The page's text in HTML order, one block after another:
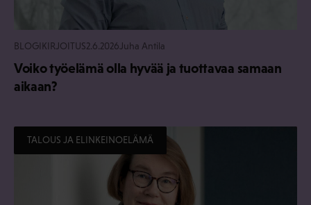
BLOGIKIRJOITUS2.6.2026 Juha Antila
Voiko työelämä olla hyvää ja tuottavaa samaan
aikaan?
TALOUS JA ELINKEINOELÄMÄ